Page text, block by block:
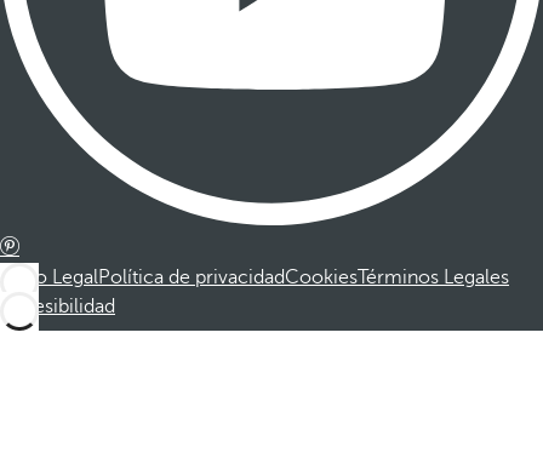
Aviso LegalPolítica de privacidadCookiesTérminos Legales
Accesibilidad